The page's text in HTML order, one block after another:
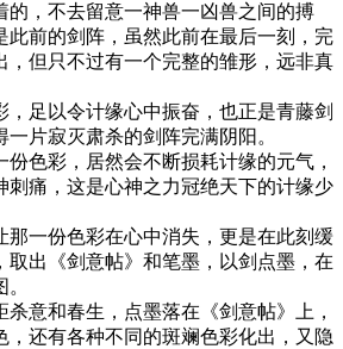
的，不去留意一神兽一凶兽之间的搏
此前的剑阵，虽然此前在最后一刻，完
，但只不过有一个完整的雏形，远非真
，足以令计缘心中振奋，也正是青藤剑
片寂灭肃杀的剑阵完满阴阳。
色彩，居然会不断损耗计缘的元气，
刺痛，这是心神之力冠绝天下的计缘少
那一份色彩在心中消失，更是在此刻缓
取出《剑意帖》和笔墨，以剑点墨，在
意和春生，点墨落在《剑意帖》上，
，还有各种不同的斑斓色彩化出，又隐